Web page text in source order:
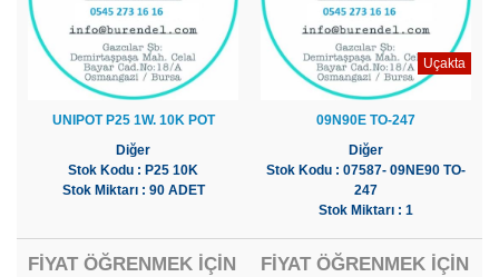
UNIPOT P25 1W. 10K POT
Diğer
Stok Kodu : P25 10K
Stok Miktarı : 90 ADET
FİYAT ÖĞRENMEK İÇİN
Uçakta
09N90E TO-247
Diğer
Stok Kodu : 07587- 09NE90 TO-
247
Stok Miktarı : 1
FİYAT ÖĞRENMEK İÇİN